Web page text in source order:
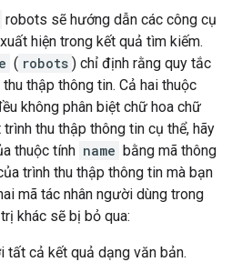
robots sẽ hướng dẫn các công cụ
hiện trong kết quả tìm kiếm.
( robots ) chỉ định rằng quy tắc
thập thông tin. Cả hai thuộc
không phân biệt chữ hoa chữ
thu thập thông tin cụ thể, hãy
thuộc tính name bằng mã thông
trình thu thập thông tin mà bạn
mã tác nhân người dùng trong
khác sẽ bị bỏ qua:
tất cả kết quả dạng văn bản.